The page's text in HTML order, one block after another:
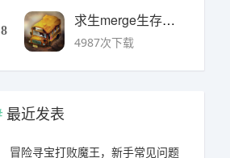
8
求生merge生存之地手机版 v1.48.0安卓版
4987次下载
最近发表
冒险寻宝打败魔王，新手常见问题